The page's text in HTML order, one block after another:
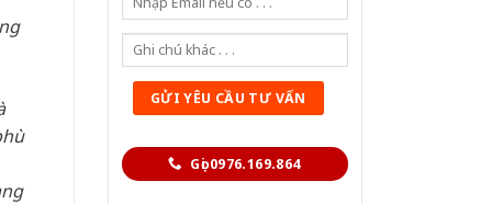
Gọi 0976.169.864